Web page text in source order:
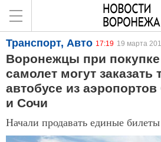
Транспорт, Авто 17:19 19 марта
Воронежцы при
самолет могут заказать
автобусе из
и Сочи
Начали продавать единые билеты